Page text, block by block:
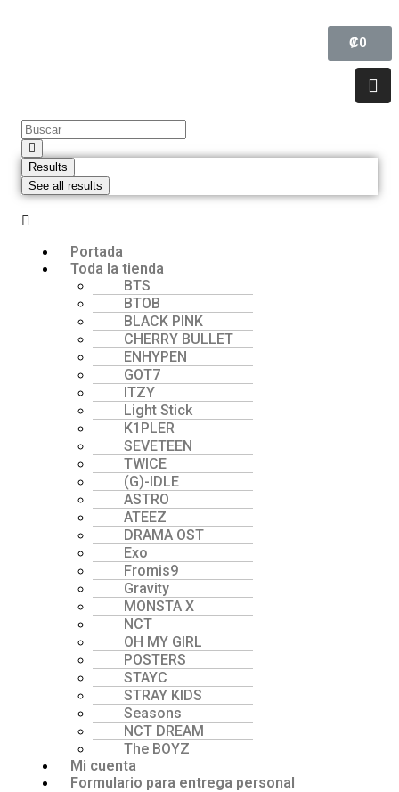
₡0
Results
See all results
Portada
Toda la tienda
BTS
BTOB
BLACK PINK
CHERRY BULLET
ENHYPEN
GOT7
ITZY
Light Stick
K1PLER
SEVETEEN
TWICE
(G)-lDLE
ASTRO
ATEEZ
DRAMA OST
Exo
Fromis9
Gravity
MONSTA X
NCT
OH MY GIRL
POSTERS
STAYC
STRAY KIDS
Seasons
NCT DREAM
The BOYZ
Mi cuenta
Formulario para entrega personal